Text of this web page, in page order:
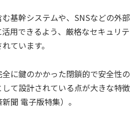
基幹システムや、SNSなどの外部
用できるよう、厳格なセキュリテ
ています。
に鍵のかかった閉鎖的で安全性の
て設計されている点が大きな特徴
聞 電子版特集）。